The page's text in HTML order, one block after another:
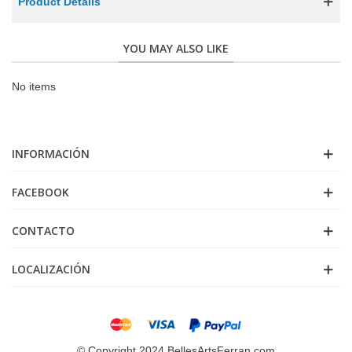
YOU MAY ALSO LIKE
No items
INFORMACIÓN
FACEBOOK
CONTACTO
LOCALIZACIÓN